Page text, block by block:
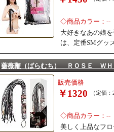
◇商品カラー：--
大好きなあの娘
は、定番SMグッ
薔薇鞭（ばらむち） ＲＯＳＥ ＷＨ
販売価格
￥1320 （定価
◇商品カラー：--
美しく上品なフ